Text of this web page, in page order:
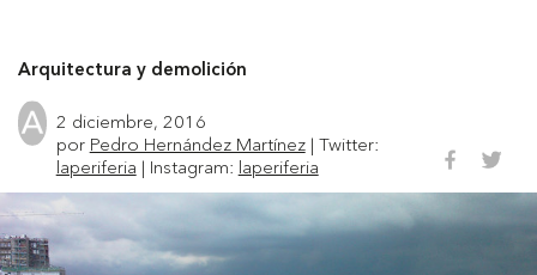
Arquitectura y demolición
2 diciembre, 2016
por Pedro Hernández Martínez| Twitter:
laperiferia | Instagram: laperiferia